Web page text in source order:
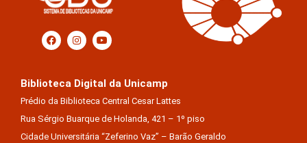
Biblioteca Digital da Unicamp
Prédio da Biblioteca Central Cesar Lattes
Rua Sérgio Buarque de Holanda, 421 – 1º piso
Cidade Universitária “Zeferino Vaz” – Barão Geraldo